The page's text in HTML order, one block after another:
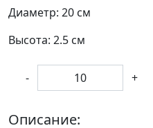
Диаметр: 20 см
Высота: 2.5 см
- +
Описание: